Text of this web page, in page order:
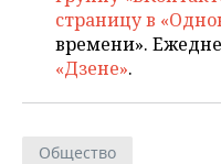
страницу в
времени».
«Дзене».
Общество